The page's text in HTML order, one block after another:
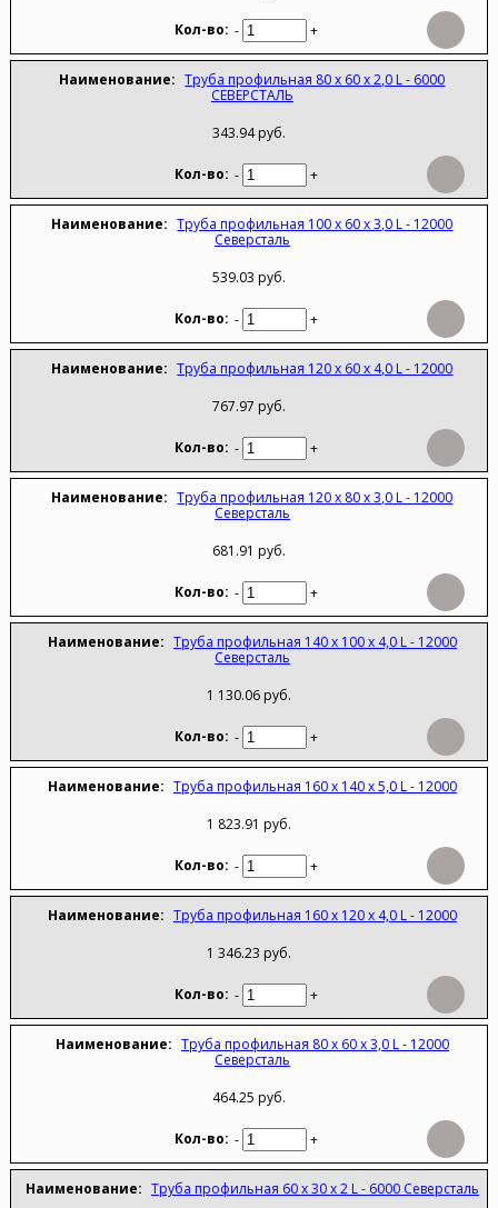
- +
Труба профильная 80 х 60 х 2,0 L - 6000
СЕВЕРСТАЛЬ
343.94 руб.
- +
Труба профильная 100 х 60 х 3,0 L - 12000
Северсталь
539.03 руб.
- +
Труба профильная 120 х 60 х 4,0 L - 12000
767.97 руб.
- +
Труба профильная 120 х 80 х 3,0 L - 12000
Северсталь
681.91 руб.
- +
Труба профильная 140 х 100 х 4,0 L - 12000
Северсталь
1 130.06 руб.
- +
Труба профильная 160 х 140 х 5,0 L - 12000
1 823.91 руб.
- +
Труба профильная 160 х 120 х 4,0 L - 12000
1 346.23 руб.
- +
Труба профильная 80 х 60 х 3,0 L - 12000
Северсталь
464.25 руб.
- +
Труба профильная 60 х 30 х 2 L - 6000 Северсталь